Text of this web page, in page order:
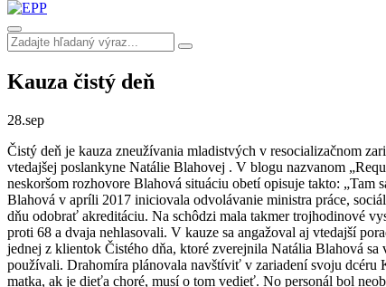
Kauza čistý deň
28.sep
Čistý deň je kauza zneužívania mladistvých v resocializačnom
vtedajšej poslankyne Natálie Blahovej . V blogu nazvanom
neskoršom rozhovore Blahová situáciu obetí opisuje takto:
Blahová v apríli 2017 iniciovala odvolávanie ministra práce,
dňu odobrať akreditáciu. Na schôdzi mala takmer trojhodinové
proti 68 a dvaja nehlasovali. V kauze sa angažoval aj vtedajší
jednej z klientok Čistého dňa, ktoré zverejnila Natália Blahová
používali. Drahomíra plánovala navštíviť v zariadení svoju dcéru
matka, ak je dieťa choré, musí o tom vedieť. No personál bol